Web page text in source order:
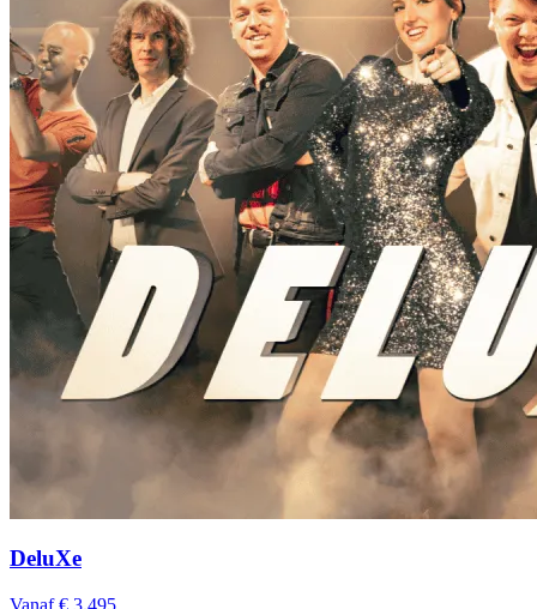
DeluXe